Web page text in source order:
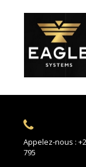
Appelez-nous :
795